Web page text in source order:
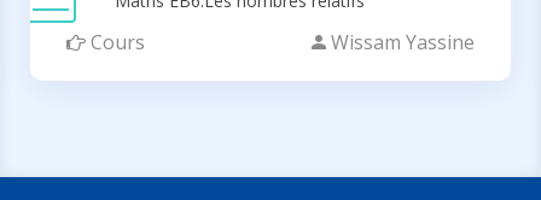
Cours Wissam Yassine